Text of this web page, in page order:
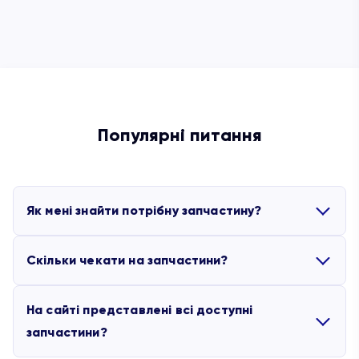
Популярні питання
Як мені знайти потрібну запчастину?
до основних моделей обладнання. Якщо для
потрібної вам машини немає партлиста,
Скільки чекати на запчастини?
Представлені на сайті запчастини, які є в
На сайті представлені всі доступні
запчастини?